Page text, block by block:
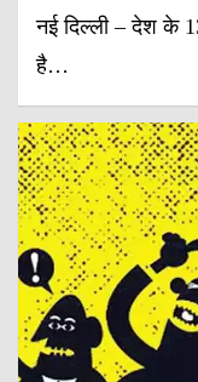
नई दिल्ली – देश के
है…